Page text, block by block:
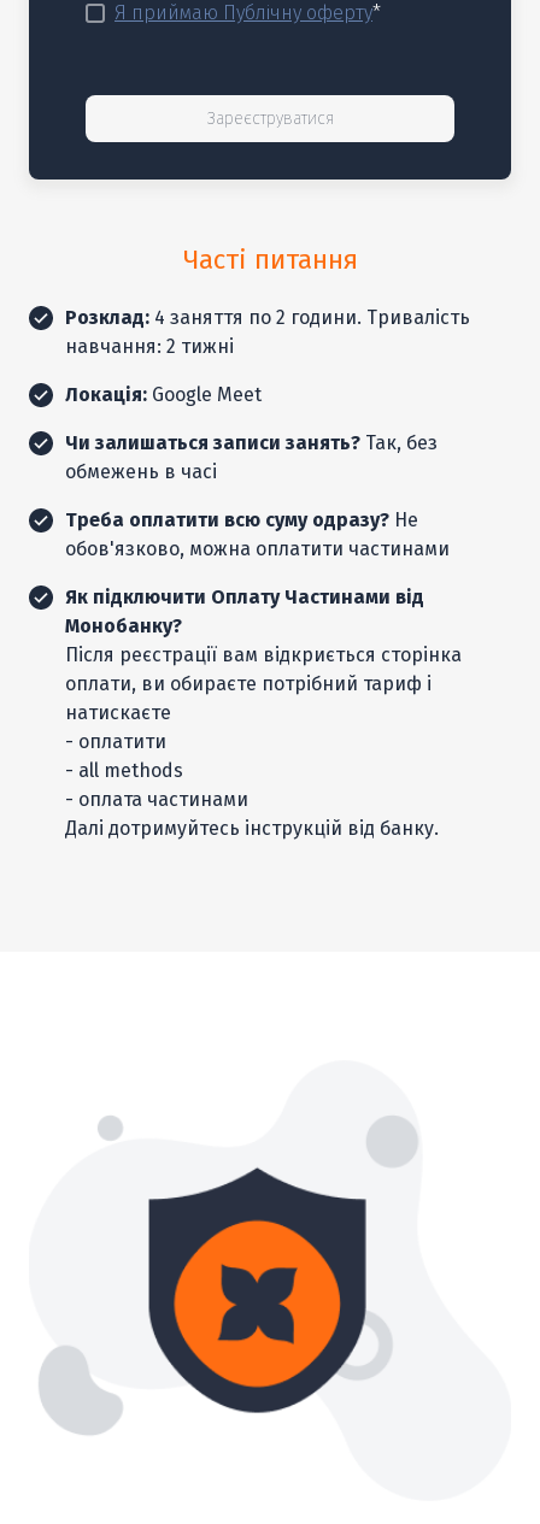
Я приймаю Публічну оферту*
Зареєструватися
Часті питання
Розклад: 4 заняття по 2 години. Тривалість
навчання: 2 тижні
Локація: Google Meet
Чи залишаться записи занять? Так, без
обмежень в часі
Треба оплатити всю суму одразу? Не
обов'язково, можна оплатити частинами
Як підключити Оплату Частинами від
Монобанку?
Після реєстрації вам відкриється сторінка
оплати, ви обираєте потрібний тариф і
натискаєте
- оплатити
- all methods
- оплата частинами
Далі дотримуйтесь інструкцій від банку.